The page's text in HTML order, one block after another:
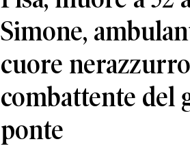
Simone,
cuore
combattente del
ponte